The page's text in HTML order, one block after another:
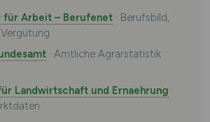
für Arbeit – Berufenet· Berufsbild,
· Amtliche Agrarstatistik
Landwirtschaft und Ernaehrung ·